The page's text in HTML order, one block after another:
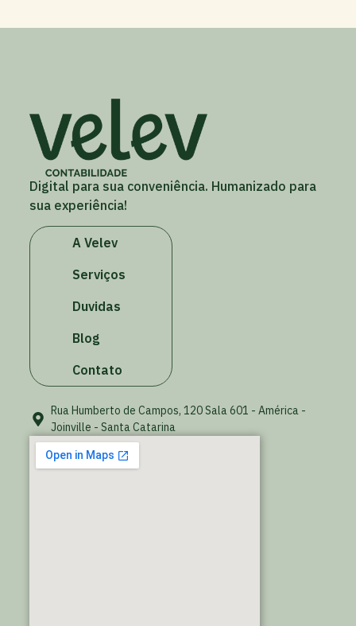
Digital para sua conveniência. Humanizado para
sua experiência!
A Velev
Serviços
Duvidas
Blog
Contato
Rua Humberto de Campos, 120 Sala 601 - América -
Joinville - Santa Catarina